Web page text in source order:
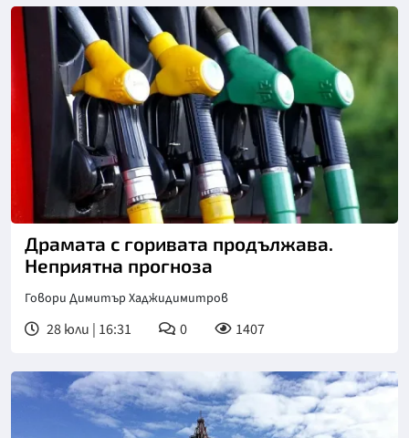
Драмата с горивата продължава.
Неприятна прогноза
Говори Димитър Хаджидимитров
28 юли | 16:31 0 1407